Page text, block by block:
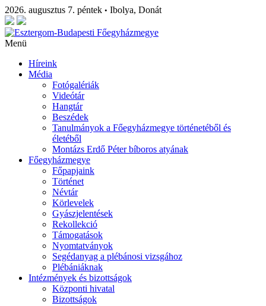
2026. augusztus 7. péntek • Ibolya, Donát
Menü
Híreink
Média
Fotógalériák
Videótár
Hangtár
Beszédek
Tanulmányok a Főegyházmegye történetéből és
életéből
Montázs Erdő Péter bíboros atyának
Főegyházmegye
Főpapjaink
Történet
Névtár
Körlevelek
Gyászjelentések
Rekollekció
Támogatások
Nyomtatványok
Segédanyag a plébánosi vizsgához
Plébániáknak
Intézmények és bizottságok
Központi hivatal
Bizottságok